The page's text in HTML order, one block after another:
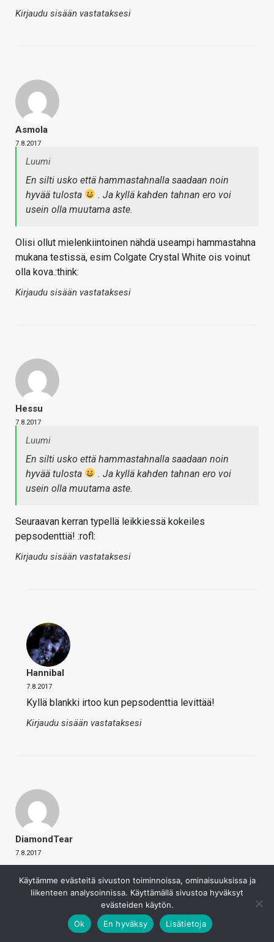
Kirjaudu sisään vastataksesi
Asmola
7.8.2017
Luumi
En silti usko että hammastahnalla saadaan noin
hyvää tulosta
. Ja kyllä kahden tahnan ero voi
usein olla muutama aste.
Olisi ollut mielenkiintoinen nähdä useampi hammastahna
mukana testissä, esim Colgate Crystal White ois voinut
olla kova.:think:
Kirjaudu sisään vastataksesi
Hessu
7.8.2017
Luumi
En silti usko että hammastahnalla saadaan noin
hyvää tulosta
. Ja kyllä kahden tahnan ero voi
usein olla muutama aste.
Seuraavan kerran typellä leikkiessä kokeiles
pepsodenttiä! :rofl:
Kirjaudu sisään vastataksesi
Hannibal
7.8.2017
Kyllä blankki irtoo kun pepsodenttia levittää!
Kirjaudu sisään vastataksesi
DiamondTear
7.8.2017
Vanheneeko lämpötahna ruiskussa? Prossu ja tahnat
tulee uusittua korkeintaan muutaman vuoden välein, niin
kannattaako ostaa aina uusi putki?
Kirjaudu sisään vastataksesi
Käytämme evästeitä sivuston toiminnoissa, ominaisuuksissa ja
liikenteen analysoinnissa. Käyttämällä sivustoa hyväksyt
evästeiden käytön.
Ok
En hyväksy Lisätietoja